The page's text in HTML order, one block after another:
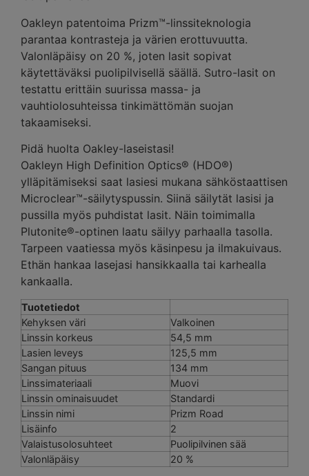
Oakleyn patentoima Prizm™-linssiteknologia
parantaa kontrasteja ja värien erottuvuutta.
Valonläpäisy on 20 %, joten lasit sopivat
käytettäväksi puolipilvisellä säällä. Sutro-lasit on
testattu erittäin suurissa massa- ja
vauhtiolosuhteissa tinkimättömän suojan
takaamiseksi.
Pidä huolta Oakley-laseistasi!
Oakleyn High Definition Optics® (HDO®)
ylläpitämiseksi saat lasiesi mukana sähköstaattisen
Microclear™-säilytyspussin. Siinä säilytät lasisi ja
pussilla myös puhdistat lasit. Näin toimimalla
Plutonite®-optinen laatu säilyy parhaalla tasolla.
Tarpeen vaatiessa myös käsinpesu ja ilmakuivaus.
Ethän hankaa lasejasi hansikkaalla tai karhealla
kankaalla.
Tuotetiedot
Kehyksen väri
Valkoinen
Linssin korkeus
54,5 mm
Lasien leveys
125,5 mm
Sangan pituus
134 mm
Linssimateriaali
Muovi
Linssin ominaisuudet
Standardi
Linssin nimi
Prizm Road
Lisäinfo
2
Valaistusolosuhteet
Puolipilvinen sää
Valonläpäisy
20 %